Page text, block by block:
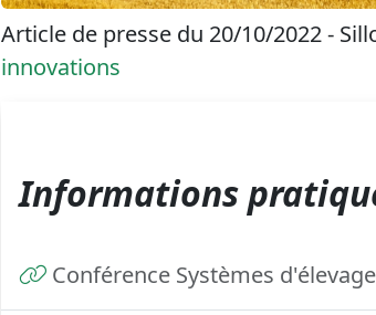
Article de presse du 20/10/2022 -
innovations
Informations
Conférence Systèmes d'élevage